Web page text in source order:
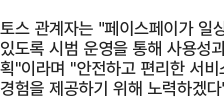
토스 관계자는 "페이스페이가 일
있도록 시범 운영을 통해 사용성
획"이라며 "안전하고 편리한 서
경험을 제공하기 위해 노력하겠